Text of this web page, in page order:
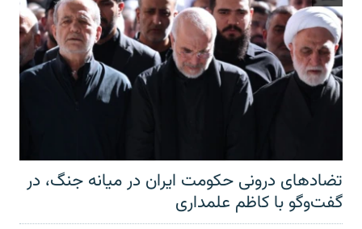
تضادهای درونی حکومت ایران در میانه جنگ، در
گفت‌‌وگو با کاظم علمداری